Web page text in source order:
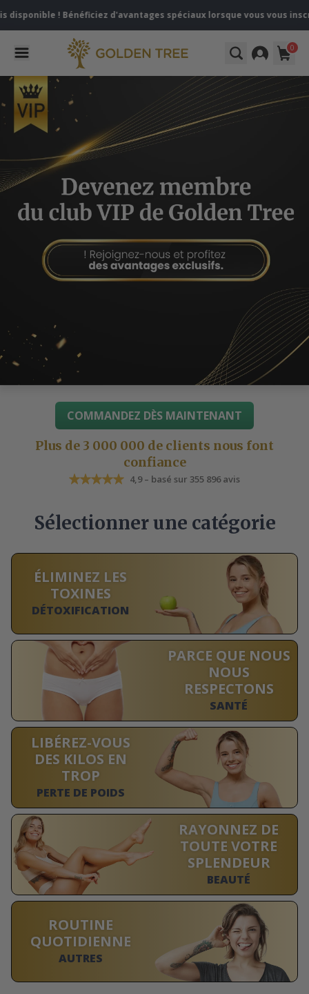
! Bénéficiez d'avantages spéciaux lorsque vous vous
0
COMMANDEZ DÈS MAINTENANT
Plus de 3 000 000 de clients nous font
confiance
4,9 – basé sur 355 896 avis
Sélectionner une catégorie
ÉLIMINEZ LES
TOXINES
DÉTOXIFICATION
PARCE QUE NOUS
NOUS
RESPECTONS
SANTÉ
LIBÉREZ-VOUS
DES KILOS EN
TROP
PERTE DE POIDS
RAYONNEZ DE
TOUTE VOTRE
SPLENDEUR
BEAUTÉ
ROUTINE
QUOTIDIENNE
AUTRES